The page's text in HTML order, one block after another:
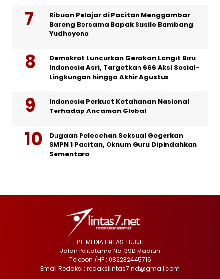
Ribuan Pelajar di Pacitan Menggambar
Bareng Bersama Bapak Susilo Bambang
Yudhoyono
Demokrat Luncurkan Gerakan Langit Biru
Indonesia Asri, Targetkan 666 Aksi Sosial-
Lingkungan hingga Akhir Agustus
Indonesia Perkuat Ketahanan Nasional
Terhadap Ancaman Global
Dugaan Pelecehan Seksual Gegerkan
SMPN 1 Pacitan, Oknum Guru Dipindahkan
Sementara
PT. MEDIA LINTAS TUJUH
Jalan Pelitatama No. 39B Madiun
Telepon /HP : 082232445716
Email Redaksi : redaksilintas7.net@gmail.com